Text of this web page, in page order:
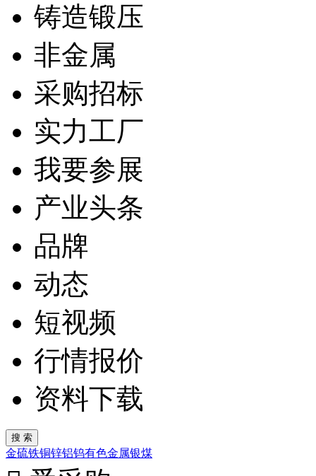
铸造锻压
非金属
采购招标
实力工厂
我要参展
产业头条
品牌
动态
短视频
行情报价
资料下载
金硫铁铜锌铝钨有色金属银煤